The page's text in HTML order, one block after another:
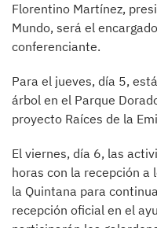
Florentino Martínez,
Mundo, será el
conferenciante.
Para el jueves, día 5,
árbol en el Parque
proyecto Raíces de la
El viernes, día 6, las
horas con la recepción a
la Quintana para
recepción oficial en el